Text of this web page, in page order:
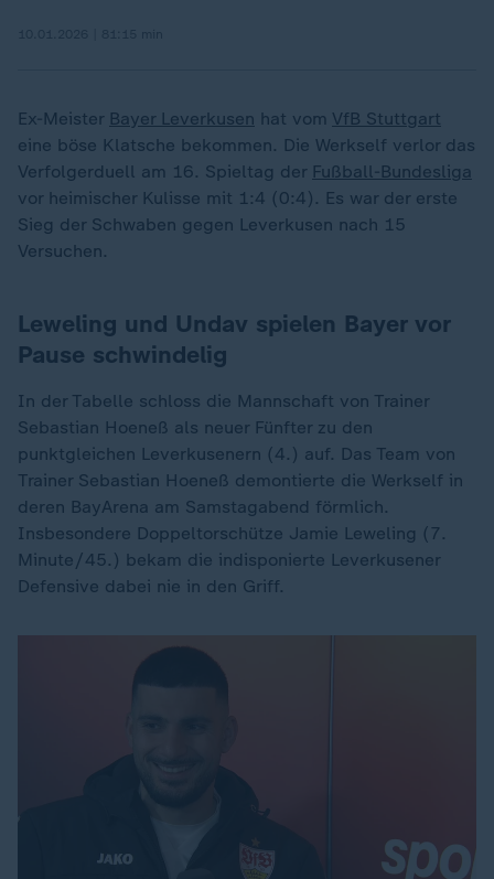
Ex-Meister Bayer Leverkusen hat vom VfB Stuttgart
eine böse Klatsche bekommen. Die Werkself verlor das
Verfolgerduell am 16. Spieltag der Fußball-Bundesliga
vor heimischer Kulisse mit 1:4 (0:4). Es war der erste
Sieg der Schwaben gegen Leverkusen nach 15
Versuchen.
Leweling und Undav spielen Bayer vor
Pause schwindelig
In der Tabelle schloss die Mannschaft von Trainer
Sebastian Hoeneß als neuer Fünfter zu den
punktgleichen Leverkusenern (4.) auf. Das Team von
Trainer Sebastian Hoeneß demontierte die Werkself in
deren BayArena am Samstagabend förmlich.
Insbesondere Doppeltorschütze Jamie Leweling (7.
Minute/45.) bekam die indisponierte Leverkusener
Defensive dabei nie in den Griff.